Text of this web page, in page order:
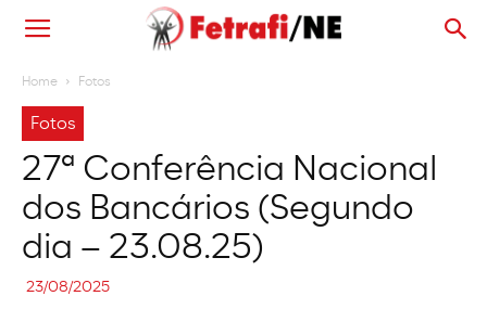
Home Fotos
Fotos
27ª Conferência Nacional
dos Bancários (Segundo
dia – 23.08.25)
23/08/2025